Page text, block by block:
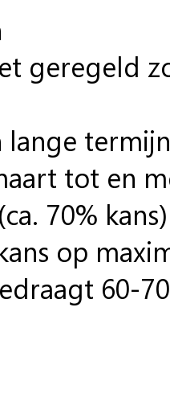
geregeld
lange termijn
tot en
70%
op
60-